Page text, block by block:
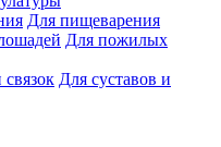
Для пищеварения
Для пожилых
Для суставов и